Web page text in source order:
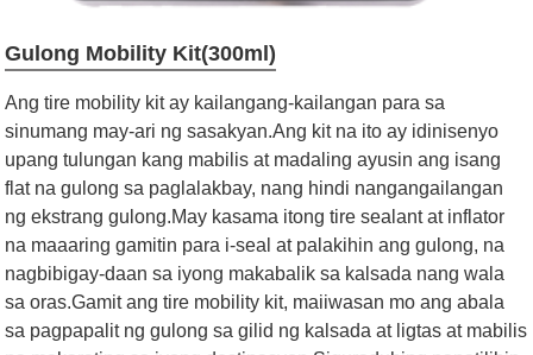
Gulong Mobility Kit(300ml)
Ang tire mobility kit ay kailangang-kailangan para sa
sinumang may-ari ng sasakyan.Ang kit na ito ay idinisenyo
upang tulungan kang mabilis at madaling ayusin ang isang
flat na gulong sa paglalakbay, nang hindi nangangailangan
ng ekstrang gulong.May kasama itong tire sealant at inflator
na maaaring gamitin para i-seal at palakihin ang gulong, na
nagbibigay-daan sa iyong makabalik sa kalsada nang wala
sa oras.Gamit ang tire mobility kit, maiiwasan mo ang abala
sa pagpapalit ng gulong sa gilid ng kalsada at ligtas at mabilis